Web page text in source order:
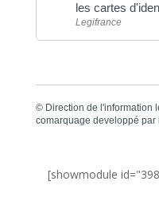
les cartes
Legifrance
© Direction de l'information
comarquage developpé par
[showmodule